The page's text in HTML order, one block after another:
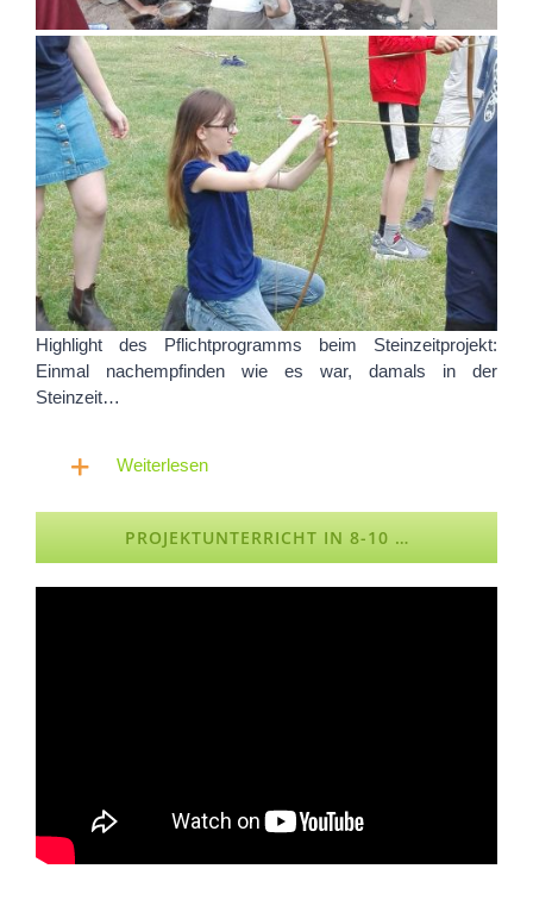
Highlight des Pflichtprogramms beim Steinzeitprojekt:
Einmal nachempfinden wie es war, damals in der
Steinzeit…
Weiterlesen
PROJEKTUNTERRICHT IN 8-10 …